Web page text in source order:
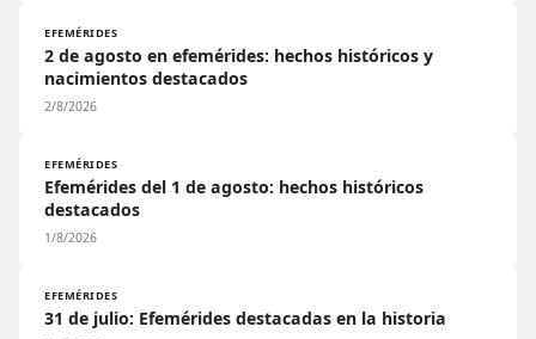
EFEMÉRIDES
2 de agosto en efemérides: hechos históricos y
nacimientos destacados
2/8/2026
EFEMÉRIDES
Efemérides del 1 de agosto: hechos históricos
destacados
1/8/2026
EFEMÉRIDES
31 de julio: Efemérides destacadas en la historia